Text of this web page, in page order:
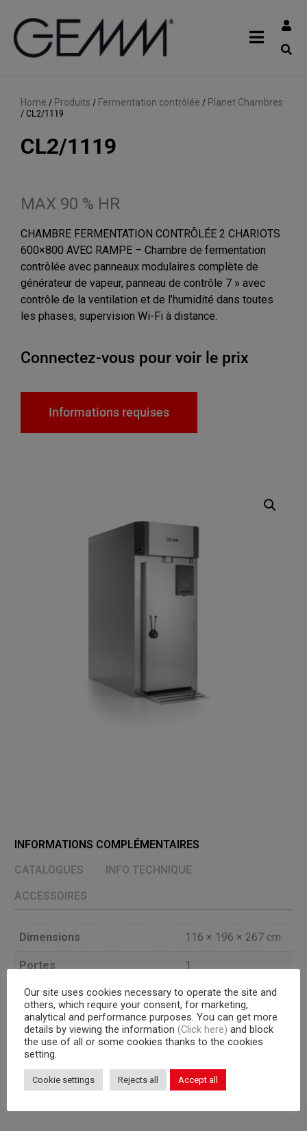
Home / Produits / Fermentation contrôlée / Planet Chambres
/ CL2/1119
CL2/1119
MAX 90 % HR
CHAMBRE FERMENTATION CONTRÔLÉE 2 CHARIOTS
600×800 AVEC RAMPE – Chambre de fermentation
contrôlée avec panneaux modulaires complète de
générateur de vapeur, panneau de contrôle 7 » avec
contrôle de la ventilation et de l’humidité dans toutes
les phases, supervision Wi-Fi à distance.
Connectez-vous pour voir le prix
Informations requises
INFORMATIONS COMPLÉMENTAIRES
CATALOGUES
INFO TECHNIQUE
ACCESSOIRES
Dimensions 116 × 196 × 267 cm
Portes 1
Groupe frogorifique groupe à distance
Température -10/+40°C
Capacité interne
2 chariots 600×800
mm
Version MAX 90 % HR
Our site uses cookies necessary to operate the site and
others, which require your consent, for marketing,
analytical and performance purposes. You can get more
details by viewing the information (Click here) and block
the use of all or some cookies thanks to the cookies
setting.
Cookie settings Rejects all Accept all